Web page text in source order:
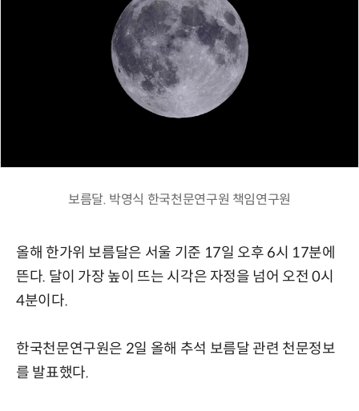
보름달. 박영식 한국천문연구원 책임연구원
올해 한가위 보름달은 서울 기준 17일 오후 6시 17분에
뜬다. 달이 가장 높이 뜨는 시각은 자정을 넘어 오전 0시
4분이다.
한국천문연구원은 2일 올해 추석 보름달 관련 천문정보
를 발표했다.